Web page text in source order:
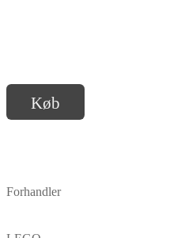
Køb
Forhandler